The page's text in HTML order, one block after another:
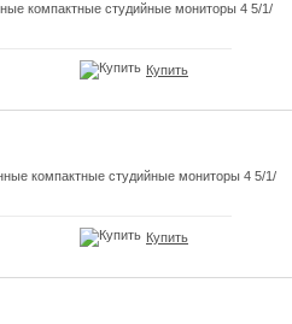
компактные студийные мониторы 4 5/1/
Купить
компактные студийные мониторы 4 5/1/
Купить